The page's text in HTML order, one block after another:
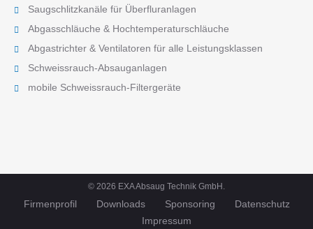
Saugschlitzkanäle für Überfluranlagen
Abgasschläuche & Hochtemperaturschläuche
Abgastrichter & Ventilatoren für alle Leistungsklassen
Schweissrauch-Absauganlagen
mobile Schweissrauch-Filtergeräte
© 2026 EXA Absaug Technik GmbH.
Firmenprofil Downloads Sponsoring
Datenschutz
Impressum